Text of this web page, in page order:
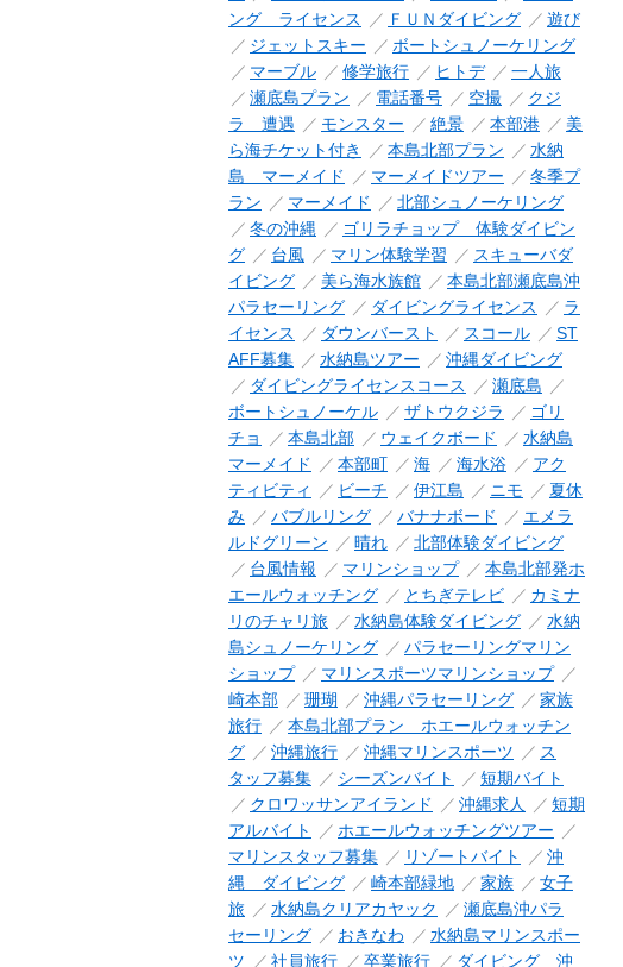
ング ライセンス
ＦＵＮダイビング
遊び
ジェットスキー
ボートシュノーケリング
マーブル
修学旅行 ヒトデ
一人旅
瀬底島プラン
電話番号 空撮
クジ
ラ 遭遇
モンスター 絶景 本部港
美
ら海チケット付き
本島北部プラン
水納
島 マーメイド
マーメイドツアー
冬季プ
ラン
マーメイド
北部シュノーケリング
冬の沖縄
ゴリラチョップ 体験ダイビン
グ
台風 マリン体験学習
スキューバダ
イビング
美ら海水族館
本島北部瀬底島沖
パラセーリング
ダイビングライセンス
ラ
イセンス
ダウンバースト スコール
ST
AFF募集
水納島ツアー
沖縄ダイビング
ダイビングライセンスコース
瀬底島
ボートシュノーケル
ザトウクジラ
ゴリ
チョ
本島北部 ウェイクボード
水納島
マーメイド
本部町 海 海水浴
アク
ティビティ
ビーチ 伊江島 ニモ
夏休
み
バブルリング バナナボード
エメラ
ルドグリーン
晴れ
北部体験ダイビング
台風情報
マリンショップ
本島北部発ホ
エールウォッチング
とちぎテレビ
カミナ
リのチャリ旅
水納島体験ダイビング
水納
島シュノーケリング
パラセーリングマリン
ショップ
マリンスポーツマリンショップ
崎本部
珊瑚 沖縄パラセーリング
家族
旅行
本島北部プラン ホエールウォッチン
グ
沖縄旅行 沖縄マリンスポーツ
ス
タッフ募集
シーズンバイト
短期バイト
クロワッサンアイランド
沖縄求人
短期
アルバイト
ホエールウォッチングツアー
マリンスタッフ募集
リゾートバイト
沖
縄 ダイビング
崎本部緑地 家族
女子
旅
水納島クリアカヤック
瀬底島沖パラ
セーリング
おきなわ
水納島マリンスポー
ツ
社員旅行 卒業旅行 ダイビング 沖